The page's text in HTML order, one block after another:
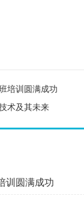
培训圆满成功
术及其未来
训圆满成功